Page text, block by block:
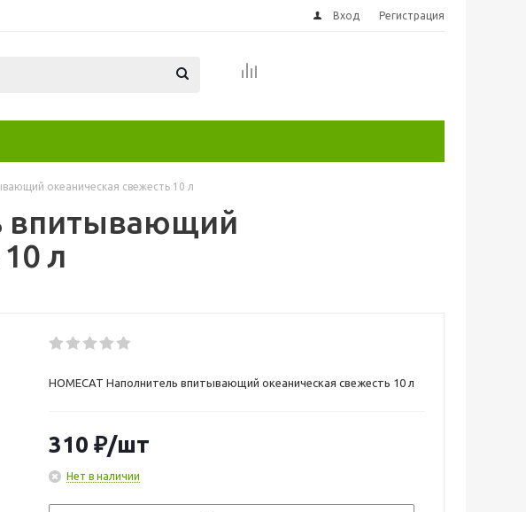
Вход Регистрация
океаническая свежесть 10 л
впитывающий
л
HOMECAT Наполнитель впитывающий океаническая свежесть 10 л
310 ₽/шт
Нет в наличии